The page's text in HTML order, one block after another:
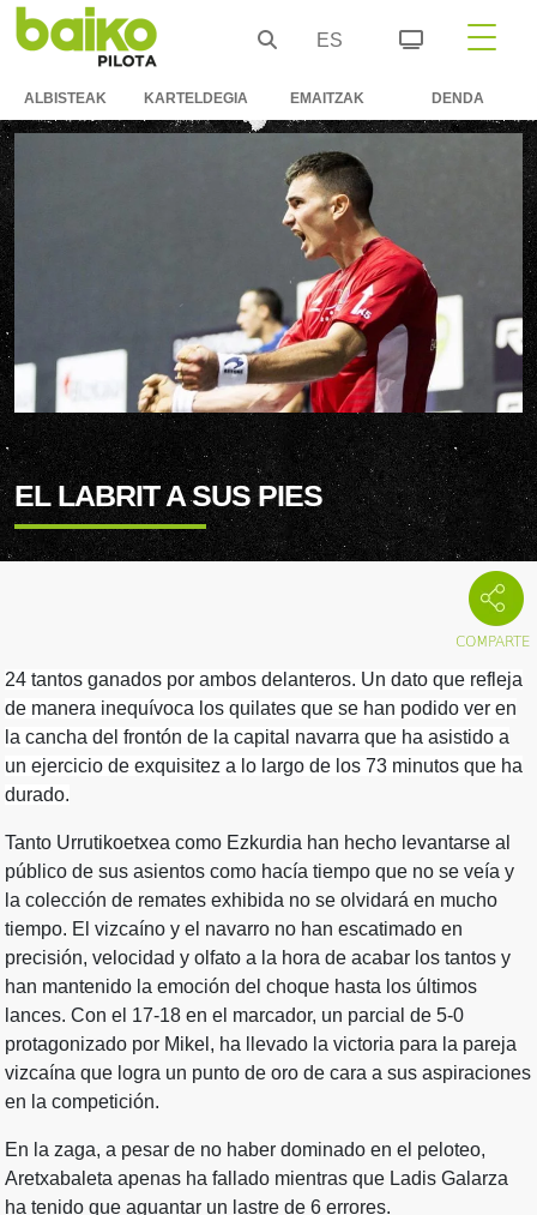
ES
ALBISTEAK KARTELDEGIA EMAITZAK DENDA
EL LABRIT A SUS PIES
24 tantos ganados por ambos delanteros. Un dato que refleja
de manera inequívoca los quilates que se han podido ver en
la cancha del frontón de la capital navarra que ha asistido a
un ejercicio de exquisitez a lo largo de los 73 minutos que ha
durado.
Tanto Urrutikoetxea como Ezkurdia han hecho levantarse al
público de sus asientos como hacía tiempo que no se veía y
la colección de remates exhibida no se olvidará en mucho
tiempo. El vizcaíno y el navarro no han escatimado en
precisión, velocidad y olfato a la hora de acabar los tantos y
han mantenido la emoción del choque hasta los últimos
lances. Con el 17-18 en el marcador, un parcial de 5-0
protagonizado por Mikel, ha llevado la victoria para la pareja
vizcaína que logra un punto de oro de cara a sus aspiraciones
en la competición.
En la zaga, a pesar de no haber dominado en el peloteo,
Aretxabaleta apenas ha fallado mientras que Ladis Galarza
ha tenido que aguantar un lastre de 6 errores.